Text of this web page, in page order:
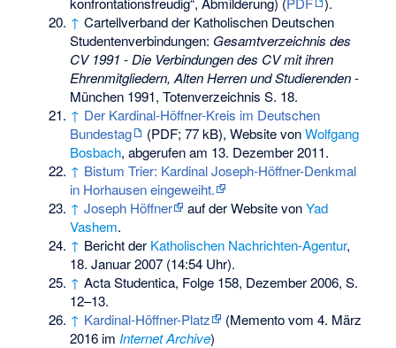
↑ Cartellverband der Katholischen Deutschen
Studentenverbindungen: Gesamtverzeichnis des
CV 1991 - Die Verbindungen des CV mit ihren
Ehrenmitgliedern, Alten Herren und Studierenden-
München 1991, Totenverzeichnis S. 18.
↑ Der Kardinal-Höffner-Kreis im Deutschen
Bundestag
(PDF; 77 kB), Website vonWolfgang
Bosbach, abgerufen am 13. Dezember 2011.
↑ Bistum Trier: Kardinal Joseph-Höffner-Denkmal
in Horhausen eingeweiht.
↑ Joseph Höffner auf der Website vonYad
Vashem.
↑ Bericht der Katholischen Nachrichten-Agentur,
18. Januar 2007 (14:54 Uhr).
↑ Acta Studentica, Folge 158, Dezember 2006, S.
12–13.
↑ Kardinal-Höffner-Platz (Mementovom 4. März
2016 imInternet Archive)